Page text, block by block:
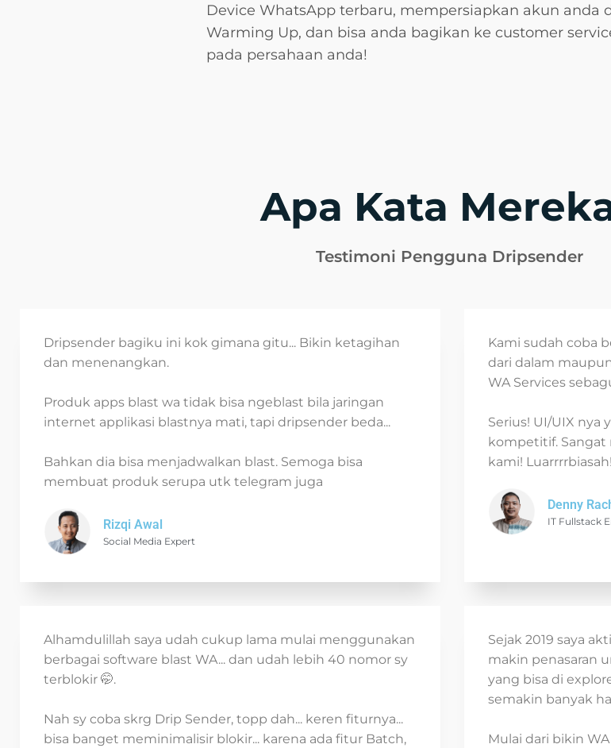
Device WhatsApp terbaru, mempersiapkan akun anda
Warming Up, dan bisa anda bagikan ke customer
pada persahaan anda!
Apa Kata
Testimoni Pengguna Dripsender
Dripsender bagiku ini kok gimana gitu... Bikin ketagihan
dan menenangkan.
Produk apps blast wa tidak bisa ngeblast bila jaringan
internet applikasi blastnya mati, tapi dripsender beda...
Bahkan dia bisa menjadwalkan blast. Semoga bisa
membuat produk serupa utk telegram juga
Rizqi Awal
Social Media Expert
Kami sudah coba
dari dalam
WA Services
Serius! UI/UIX nya
kompetitif.
kami! Luarrrrbiasah!
Denny
IT Fullstack
Alhamdulillah saya udah cukup lama mulai menggunakan
berbagai software blast WA... dan udah lebih 40 nomor sy
terblokir 🤭.
Nah sy coba skrg Drip Sender, topp dah... keren fiturnya...
bisa banget meminimalisir blokir... karena ada fitur Batch,
Sejak 2019 saya
makin penasaran
yang bisa di
semakin banyak
Mulai dari bikin